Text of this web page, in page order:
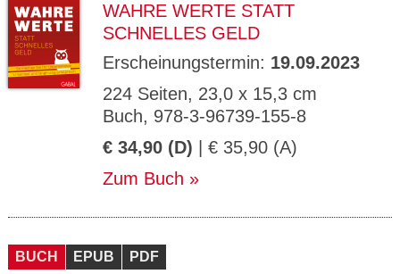
WAHRE WERTE STATT
SCHNELLES GELD
Erscheinungstermin: 19.09.2023
224 Seiten, 23,0 x 15,3 cm
Buch, 978-3-96739-155-8
€ 34,90 (D) | € 35,90 (A)
Zum Buch
BUCH EPUB PDF